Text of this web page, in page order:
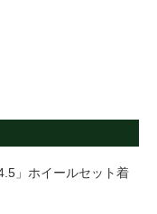
」ホイールセット着